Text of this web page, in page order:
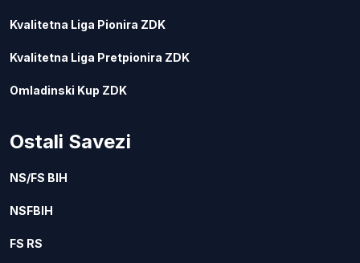
Kvalitetna Liga Pionira ZDK
Kvalitetna Liga Pretpionira ZDK
Omladinski Kup ZDK
Ostali Savezi
NS/FS BIH
NSFBIH
FS RS